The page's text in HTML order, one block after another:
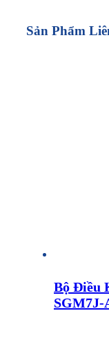
Sản Phẩm
Bộ Điều
SGM7J-